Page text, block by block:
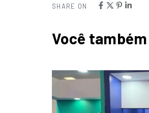
SHARE ON
Você